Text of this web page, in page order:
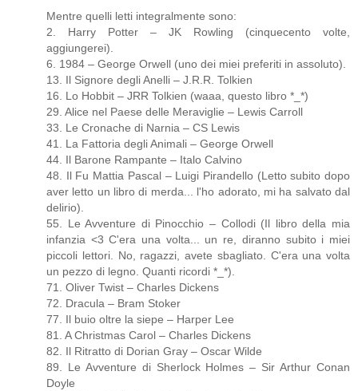
Mentre quelli letti integralmente sono:
2. Harry Potter – JK Rowling (cinquecento volte,
aggiungerei).
6. 1984 – George Orwell (uno dei miei preferiti in assoluto).
13. Il Signore degli Anelli – J.R.R. Tolkien
16. Lo Hobbit – JRR Tolkien (waaa, questo libro *_*)
29. Alice nel Paese delle Meraviglie – Lewis Carroll
33. Le Cronache di Narnia – CS Lewis
41. La Fattoria degli Animali – George Orwell
44. Il Barone Rampante – Italo Calvino
48. Il Fu Mattia Pascal – Luigi Pirandello (Letto subito dopo
aver letto un libro di merda... l'ho adorato, mi ha salvato dal
delirio).
55. Le Avventure di Pinocchio – Collodi (Il libro della mia
infanzia <3 C'era una volta... un re, diranno subito i miei
piccoli lettori. No, ragazzi, avete sbagliato. C'era una volta
un pezzo di legno. Quanti ricordi *_*).
71. Oliver Twist – Charles Dickens
72. Dracula – Bram Stoker
77. Il buio oltre la siepe – Harper Lee
81. A Christmas Carol – Charles Dickens
82. Il Ritratto di Dorian Gray – Oscar Wilde
89. Le Avventure di Sherlock Holmes – Sir Arthur Conan
Doyle